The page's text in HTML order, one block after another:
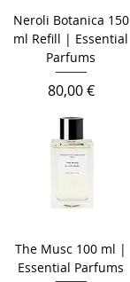
Neroli Botanica 150
ml Refill | Essential
Parfums
Prix
80,00 €
The Musc 100 ml |
Essential Parfums